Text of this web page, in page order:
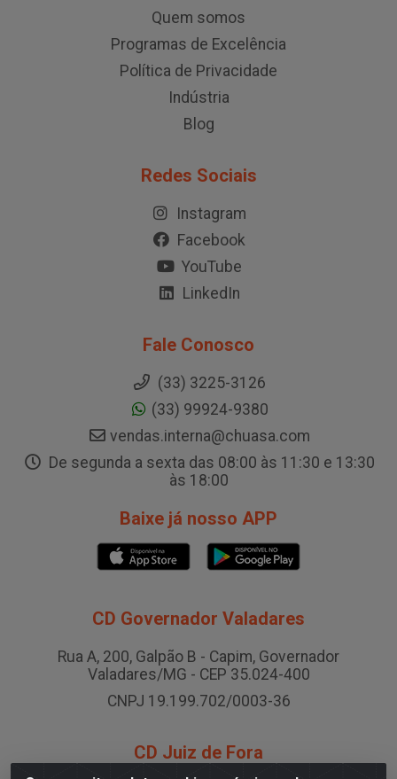
Quem somos
Programas de Excelência
Política de Privacidade
Indústria
Blog
Redes Sociais
Instagram
Facebook
YouTube
LinkedIn
Fale Conosco
(33) 3225-3126
(33) 99924-9380
vendas.interna@chuasa.com
De segunda a sexta das 08:00 às 11:30 e 13:30
às 18:00
Baixe já nosso APP
CD Governador Valadares
Rua A, 200, Galpão B - Capim, Governador
Valadares/MG - CEP 35.024-400
CNPJ 19.199.702/0003-36
CD Juiz de Fora